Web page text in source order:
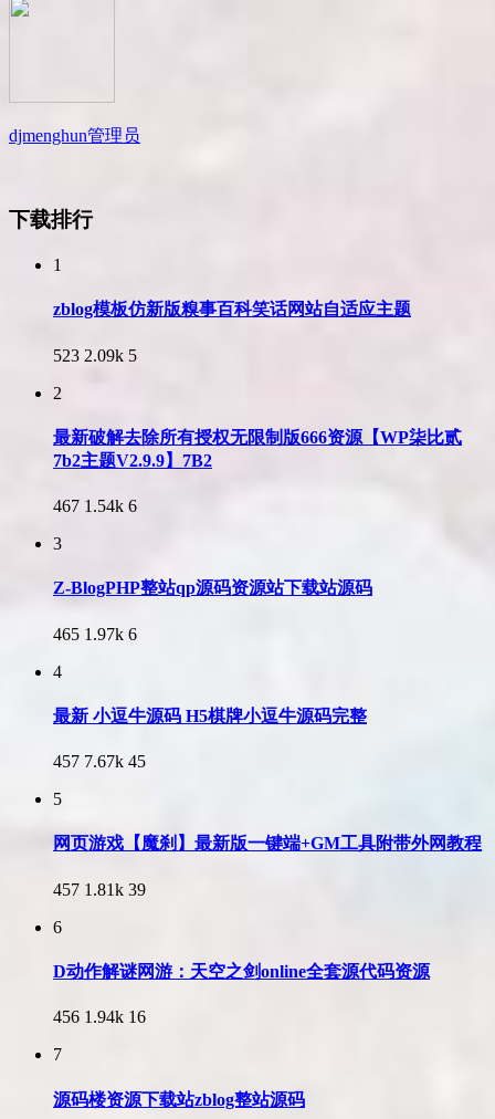
djmenghun管理员
下载排行
1
zblog模板仿新版糗事百科笑话网站自适应主题
523 2.09k 5
2
最新破解去除所有授权无限制版666资源【WP柒比贰
7b2主题V2.9.9】7B2
467 1.54k 6
3
Z-BlogPHP整站qp源码资源站下载站源码
465 1.97k 6
4
最新 小逗牛源码 H5棋牌小逗牛源码完整
457 7.67k 45
5
网页游戏【魔刹】最新版一键端+GM工具附带外网教程
457 1.81k 39
6
D动作解谜网游：天空之剑online全套源代码资源
456 1.94k 16
7
源码楼资源下载站zblog整站源码